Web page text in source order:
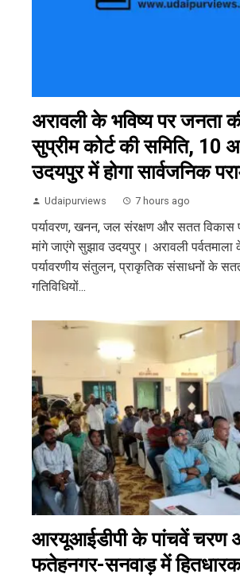
अरावली के भविष्य पर जनता
सुप्रीम कोर्ट की समिति, 10
उदयपुर में होगा सार्वजनिक
Udaipurviews 7 hours ago
पर्यावरण, खनन, जल संरक्षण और सतत विकास
मांगे जाएंगे सुझाव उदयपुर। अरावली पर्वतमाला
पर्यावरणीय संतुलन, प्राकृतिक संसाधनों के
गतिविधियों...
आरयूआईडीपी के पांचवें चरण
फतेहनगर-सनवाड़ में हितधारक